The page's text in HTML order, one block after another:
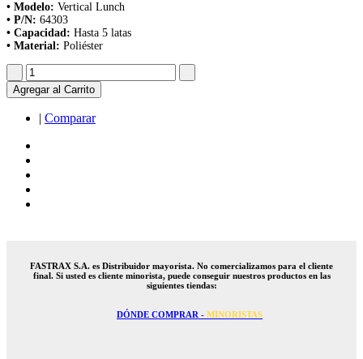
• Modelo: Vertical Lunch
• P/N: 64303
• Capacidad: Hasta 5 latas
• Material: Poliéster
Agregar al Carrito
| Comparar
FASTRAX S.A. es Distribuidor mayorista. No comercializamos para el cliente
final. Si usted es cliente minorista, puede conseguir nuestros productos en las
siguientes tiendas:
DÓNDE COMPRAR - MINORISTAS